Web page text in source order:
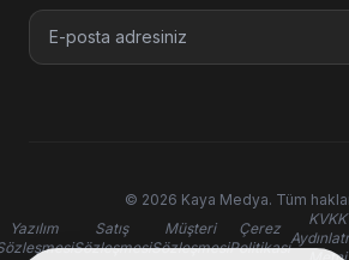
© 2026 Kaya Medya. Tüm
Yazılım
Satış
Sözleşmesi
Müşteri
Sözleşmesi
Çerez
Politikası
KVKK